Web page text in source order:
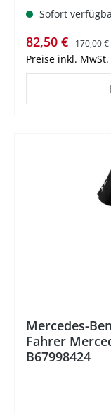
Sofort
Verkaufspreis:
82,50 € 170,00 €
Preise inkl.
Mercedes-
Fahrer
B67998424